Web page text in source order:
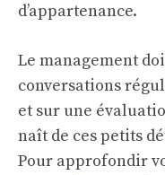
d’appartenance.
Le management
conversations
et sur une
naît de ces petits
Pour approfondir